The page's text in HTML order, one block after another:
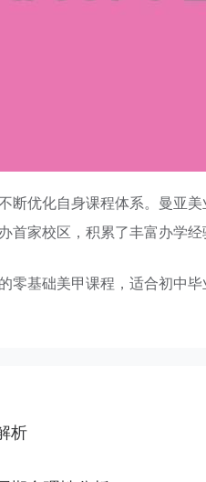
断优化自身课程体系。曼亚
首家校区，积累了丰富办学经
零基础美甲课程，适合初中毕
析